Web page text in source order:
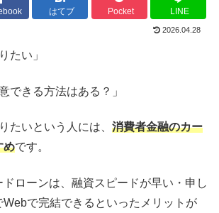
はてブ Pocket LINE
2026.04.28
たい」
できる方法はある？」
たいという人には、 消費者金融のカー
めです。
ローンは、融資スピードが早い・申し
で完結できるといったメリットが